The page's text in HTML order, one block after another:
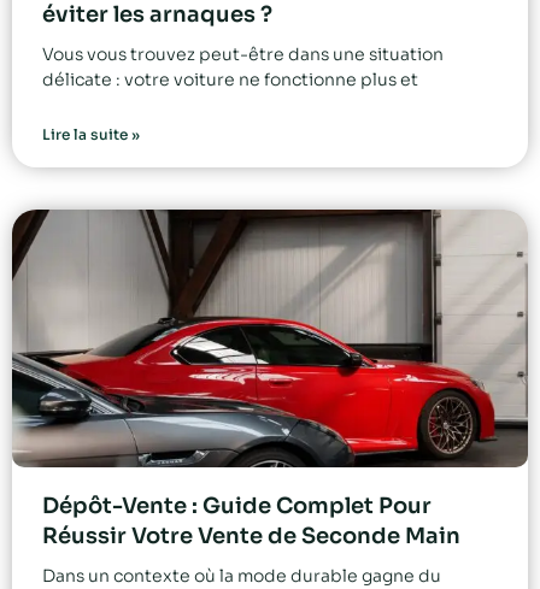
éviter les arnaques ?
Vous vous trouvez peut-être dans une situation
délicate : votre voiture ne fonctionne plus et
Lire la suite »
Dépôt-Vente : Guide Complet Pour
Réussir Votre Vente de Seconde Main
Dans un contexte où la mode durable gagne du